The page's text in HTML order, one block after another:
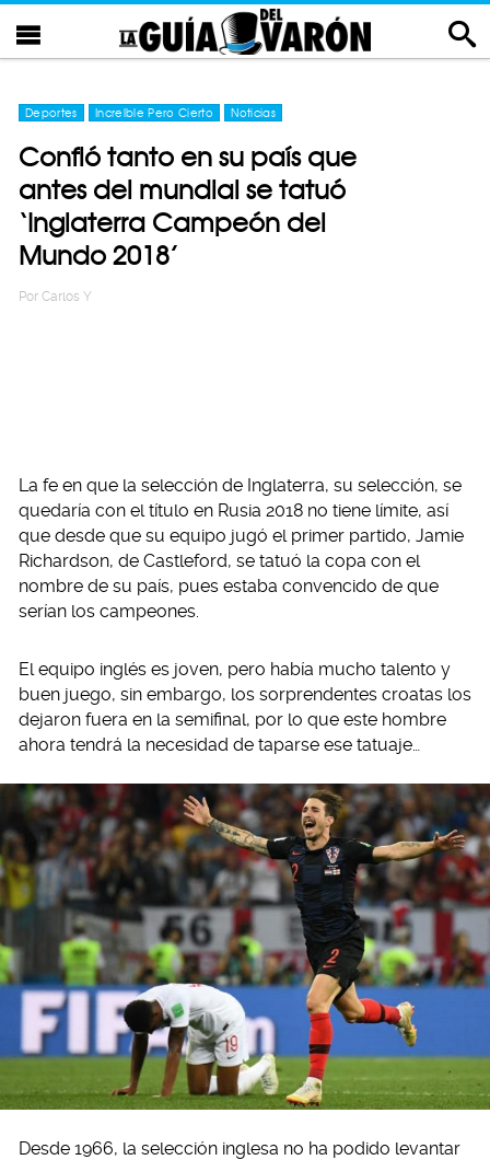
Deportes Increíble Pero Cierto Noticias
Confió tanto en su país que
antes del mundial se tatuó
‘Inglaterra Campeón del
Mundo 2018’
Por Carlos Y
La fe en que la selección de Inglaterra, su selección, se
quedaría con el título en Rusia 2018 no tiene límite, así
que desde que su equipo jugó el primer partido, Jamie
Richardson, de Castleford, se tatuó la copa con el
nombre de su país, pues estaba convencido de que
serían los campeones.
El equipo inglés es joven, pero había mucho talento y
buen juego, sin embargo, los sorprendentes croatas los
dejaron fuera en la semifinal, por lo que este hombre
ahora tendrá la necesidad de taparse ese tatuaje…
Desde 1966, la selección inglesa no ha podido levantar